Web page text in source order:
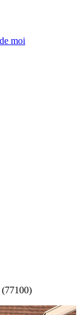
moi